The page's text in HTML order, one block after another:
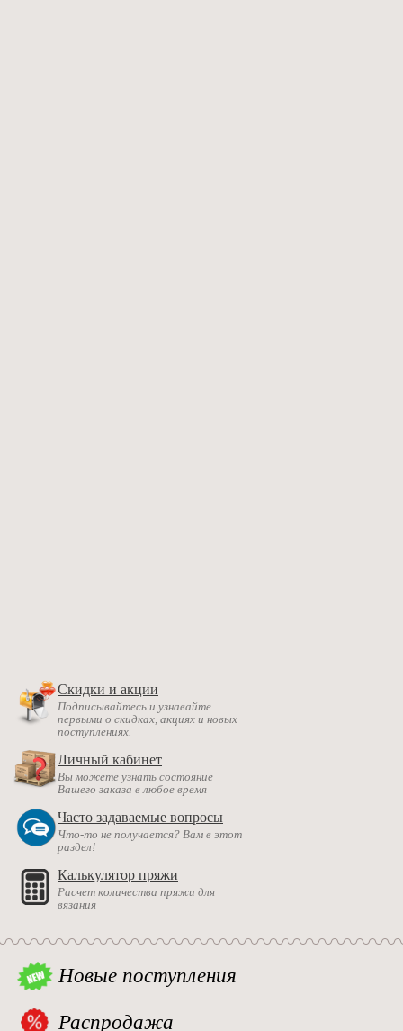
Скидки и акции
Подписывайтесь и узнавайте
первыми о скидках, акциях и новых
поступлениях.
Личный кабинет
Вы можете узнать состояние
Вашего заказа в любое время
Часто задаваемые вопросы
Что-то не получается? Вам в этот
раздел!
Калькулятор пряжи
Расчет количества пряжи для
вязания
Новые поступления
Распродажа